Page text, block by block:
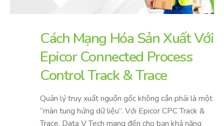
Cách Mạng Hóa Sản Xuất Với
Epicor Connected Process
Control Track & Trace
Quản lý truy xuất nguồn gốc không cần phải là một
“màn tung hứng dữ liệu”. Với Epicor CPC Track &
Trace, Data V Tech mang đến cho bạn khả năng